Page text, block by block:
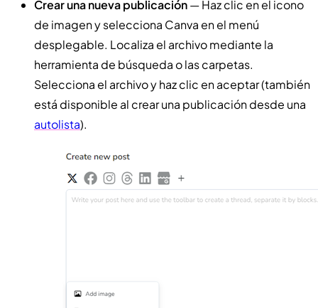
Crear una nueva publicación— Haz clic en el icono
de imagen y selecciona Canva en el menú
desplegable. Localiza el archivo mediante la
herramienta de búsqueda o las carpetas.
Selecciona el archivo y haz clic en aceptar (también
está disponible al crear una publicación desde una
autolista).